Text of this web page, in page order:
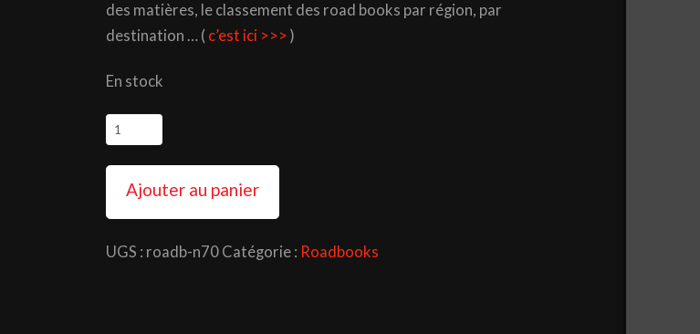
des matières, le classement des road books par région, par
destination … ( c’est ici >>> )
En stock
quantité
N°70
de
Ajouter au panier
UGS : roadb-n70 Catégorie : Roadbooks